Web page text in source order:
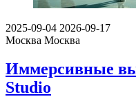
2025-09-04 2026-09-17
Москва Москва
Иммерсивные
Studio